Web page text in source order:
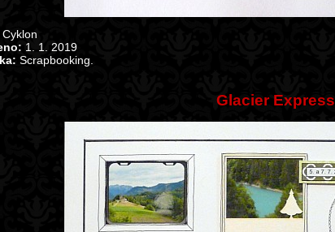
Cyklon
1. 1. 2019
Scrapbooking.
Glacier Express